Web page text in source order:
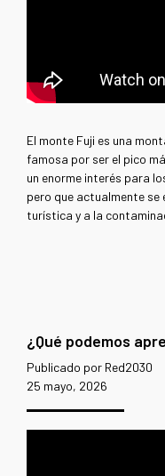
El monte Fuji es una
famosa por ser el pico
un enorme interés para
pero que actualmente
turística y a la
¿Qué podemos
Publicado por Red2030
25 mayo, 2026